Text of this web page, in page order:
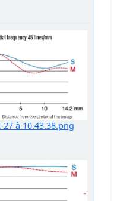
27 à 10.43.38.png